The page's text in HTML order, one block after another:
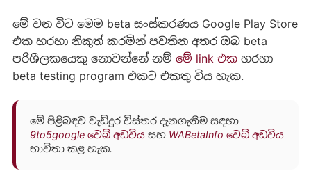
මේ වන විට මෙම beta සංස්කරණය Google Play Store
එක හරහා නිකුත් කරමින් පවතින අතර ඔබ beta
පරිශීලකයෙකු නොවන්නේ නම් මේ link එකහරහා
beta testing program එකට එකතු විය හැක.
මේ පිළිබඳව වැඩිදුර විස්තර දැනගැනීම සඳහා
9to5google වෙබ් අඩවියසහ WABetaInfo වෙබ් අඩවිය
භාවිතා කළ හැක.